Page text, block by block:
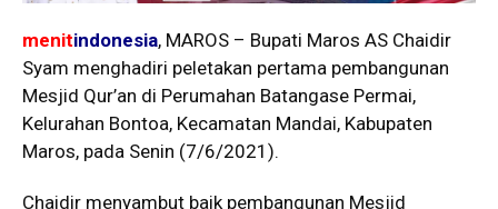
menitindonesia, MAROS – Bupati Maros AS Chaidir
Syam menghadiri peletakan pertama pembangunan
Mesjid Qur’an di Perumahan Batangase Permai,
Kelurahan Bontoa, Kecamatan Mandai, Kabupaten
Maros, pada Senin (7/6/2021).
Chaidir menyambut baik pembangunan Mesjid